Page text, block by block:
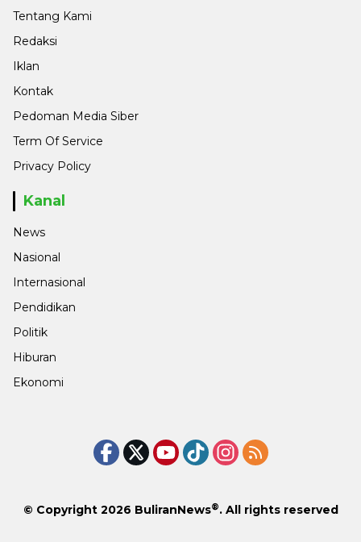
Tentang Kami
Redaksi
Iklan
Kontak
Pedoman Media Siber
Term Of Service
Privacy Policy
Kanal
News
Nasional
Internasional
Pendidikan
Politik
Hiburan
Ekonomi
© Copyright 2026 BuliranNews®. All rights reserved